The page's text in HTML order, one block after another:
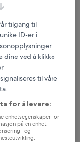
ned appen
tilgang til
ID-er i
dine ved å klikke
til våre
for å levere:
enhetsegenskaper for
på en enhet.
og